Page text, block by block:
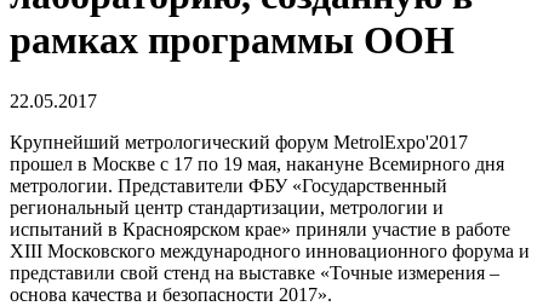
рамках программы ООН
22.05.2017
Крупнейший метрологический форум MetrolExpo'2017
прошел в Москве с 17 по 19 мая, накануне Всемирного дня
метрологии. Представители ФБУ «Государственный
региональный центр стандартизации, метрологии и
испытаний в Красноярском крае» приняли участие в работе
XIII Московского международного инновационного форума и
представили свой стенд на выставке «Точные измерения –
основа качества и безопасности 2017».